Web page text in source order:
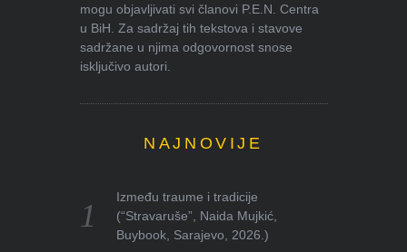
mogu objavljivati svi članovi P.E.N. Centra
u BiH. Za sadržaj tih tekstova i stavove
sadržane u njima odgovornost snose
isključivo autori.
NAJNOVIJE
Između traume i tradicije
(“Stravaruše”, Naida Mujkić,
Buybook, Sarajevo, 2026.)